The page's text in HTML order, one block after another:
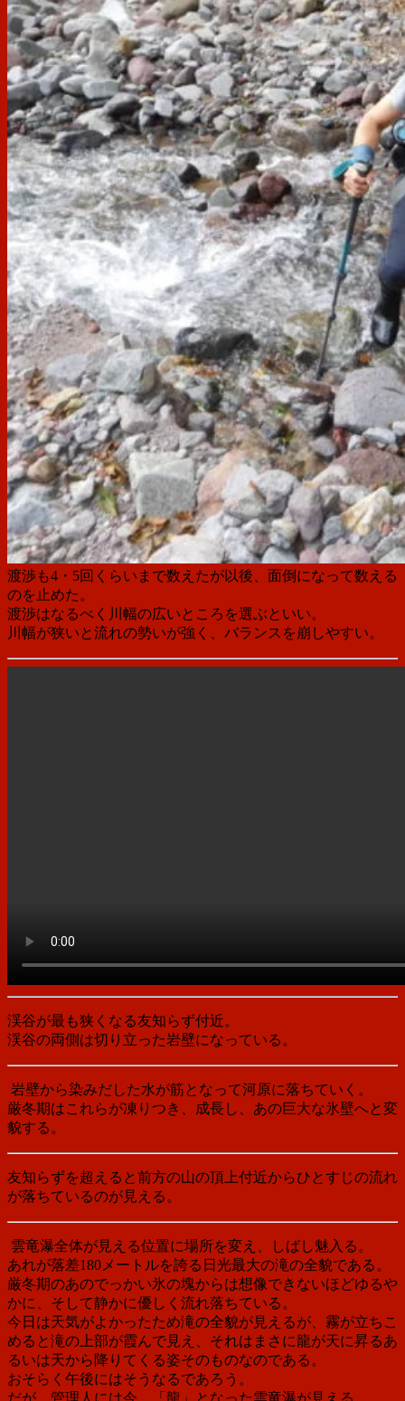
渡渉も4・5回くらいまで数えたが以後、面倒になって数える
のを止めた。
渡渉はなるべく川幅の広いところを選ぶといい。
川幅が狭いと流れの勢いが強く、バランスを崩しやすい。
渓谷が最も狭くなる友知らず付近。
渓谷の両側は切り立った岩壁になっている。
岩壁から染みだした水が筋となって河原に落ちていく。
厳冬期はこれらが凍りつき、成長し、あの巨大な氷壁へと変
貌する。
友知らずを超えると前方の山の頂上付近からひとすじの流れ
が落ちているのが見える。
雲竜瀑全体が見える位置に場所を変え、しばし魅入る。
あれが落差180メートルを誇る日光最大の滝の全貌である。
厳冬期のあのでっかい氷の塊からは想像できないほどゆるや
かに、そして静かに優しく流れ落ちている。
今日は天気がよかったため滝の全貌が見えるが、霧が立ちこ
めると滝の上部が霞んで見え、それはまさに龍が天に昇るあ
るいは天から降りてくる姿そのものなのである。
おそらく午後にはそうなるであろう。